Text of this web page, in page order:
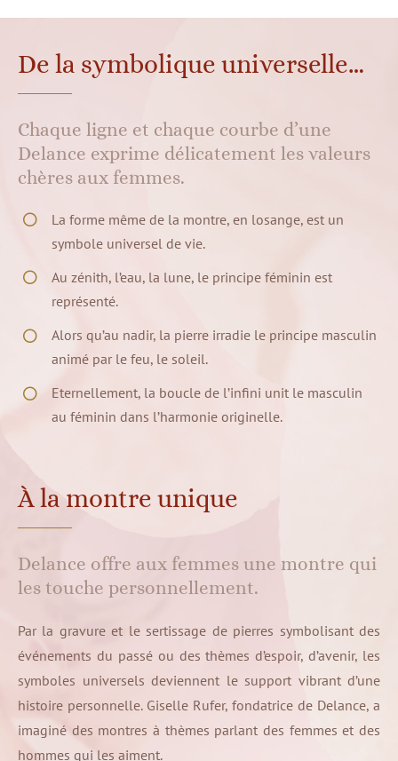
De la symbolique universelle…
Chaque ligne et chaque courbe d’une
Delance exprime délicatement les valeurs
chères aux femmes.
La forme même de la montre, en losange, est un
symbole universel de vie.
Au zénith, l’eau, la lune, le principe féminin est
représenté.
Alors qu’au nadir, la pierre irradie le principe masculin
animé par le feu, le soleil.
Eternellement, la boucle de l’infini unit le masculin
au féminin dans l’harmonie originelle.
À la montre unique
Delance offre aux femmes une montre qui
les touche personnellement.
Par la gravure et le sertissage de pierres symbolisant des
événements du passé ou des thèmes d’espoir, d’avenir, les
symboles universels deviennent le support vibrant d’une
histoire personnelle. Giselle Rufer, fondatrice de Delance, a
imaginé des montres à thèmes parlant des femmes et des
hommes qui les aiment.